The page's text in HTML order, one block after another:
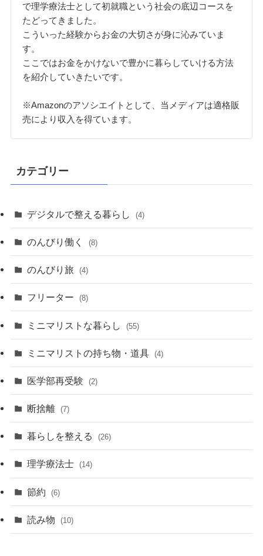
で理学療法士として初就職という社会の底辺コースを
たどってきました。
こういった経験からお金の大切さが身に沁みていま
す。
ここではお金をかけないで豊かに暮らしていける方法
を紹介していきたいです。
※Amazonのアソシエイトとして、当メディアは適格販
売により収入を得ています。
カテゴリー
デジタルで整える暮らし (4)
のんびり働く (8)
のんびり旅 (4)
フリーター (8)
ミニマリストな暮らし (55)
ミニマリストの持ち物・道具 (4)
医学部再受験 (2)
断捨離 (7)
暮らしを整える (26)
理学療法士 (14)
節約 (6)
読み物 (10)